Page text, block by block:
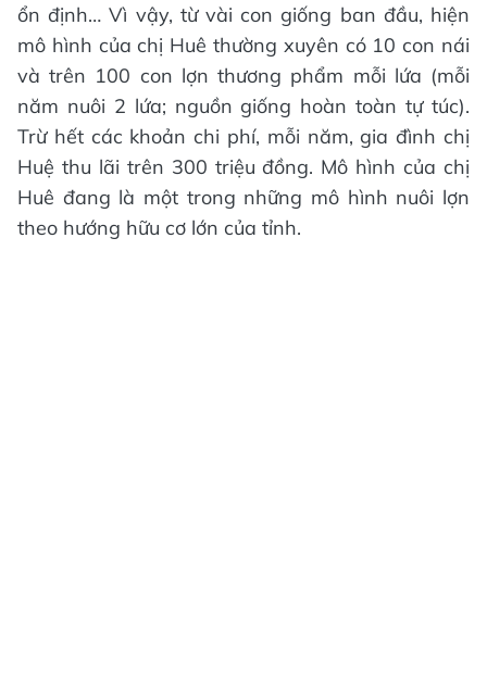
ổn định… Vì vậy, từ vài con giống ban đầu, hiện
mô hình của chị Huê thường xuyên có 10 con nái
và trên 100 con lợn thương phẩm mỗi lứa (mỗi
năm nuôi 2 lứa; nguồn giống hoàn toàn tự túc).
Trừ hết các khoản chi phí, mỗi năm, gia đình chị
Huệ thu lãi trên 300 triệu đồng. Mô hình của chị
Huê đang là một trong những mô hình nuôi lợn
theo hướng hữu cơ lớn của tỉnh.